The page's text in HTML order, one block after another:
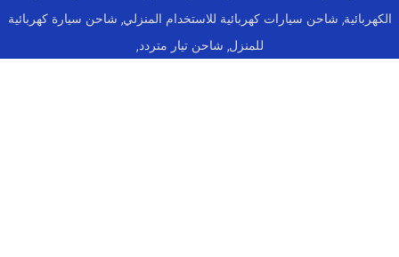
الكهربائية شاحن سيارات كهربائية للاستخدام المنزلي شاحن سيارة كهربائية
للمنزل شاحن تيار متردد